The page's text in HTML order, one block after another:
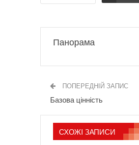
Панорама
ПОПЕРЕДНІЙ ЗАПИС
Базова цінність
СХОЖІ ЗАПИСИ